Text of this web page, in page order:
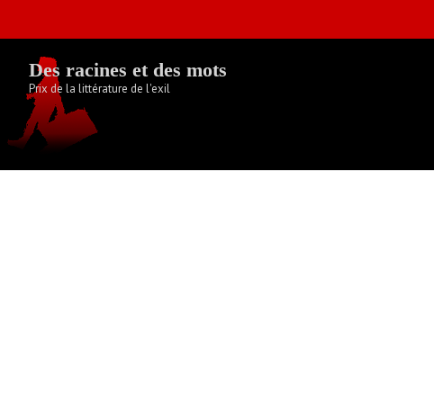
content
Des racines et des mots
Prix de la littérature de l'exil